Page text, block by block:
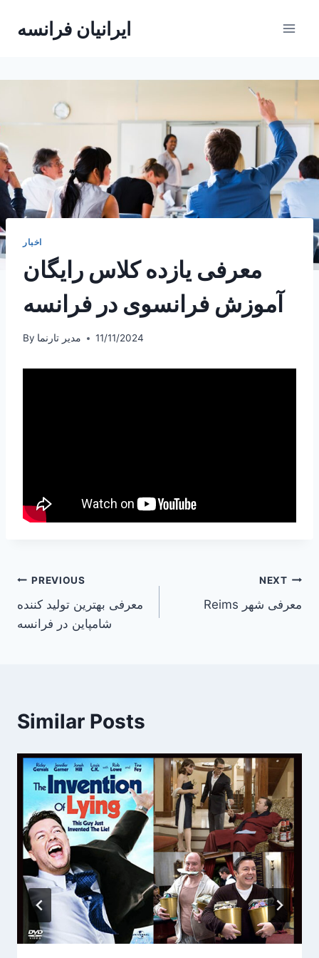
ایرانیان فرانسه
اخبار
معرفی یازده کلاس رایگان
آموزش فرانسوی در فرانسه
By مدیر تارنما 11/11/2024
Post
navigation
PREVIOUS
معرفی بهترین تولید کننده
شامپاین در فرانسه
NEXT
Reims معرفی شهر
Similar Posts